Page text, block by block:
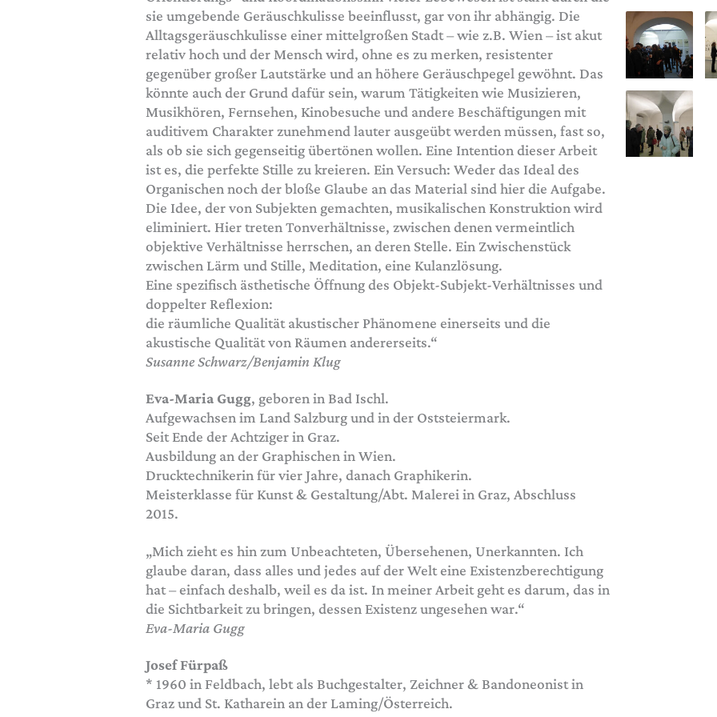
sie umgebende Geräuschkulisse beeinflusst, gar von ihr abhängig. Die
Alltagsgeräuschkulisse einer mittelgroßen Stadt – wie z.B. Wien – ist akut
relativ hoch und der Mensch wird, ohne es zu merken, resistenter
gegenüber großer Lautstärke und an höhere Geräuschpegel gewöhnt. Das
könnte auch der Grund dafür sein, warum Tätigkeiten wie Musizieren,
Musikhören, Fernsehen, Kinobesuche und andere Beschäftigungen mit
auditivem Charakter zunehmend lauter ausgeübt werden müssen, fast so,
als ob sie sich gegenseitig übertönen wollen. Eine Intention dieser Arbeit
ist es, die perfekte Stille zu kreieren. Ein Versuch: Weder das Ideal des
Organischen noch der bloße Glaube an das Material sind hier die Aufgabe.
Die Idee, der von Subjekten gemachten, musikalischen Konstruktion wird
eliminiert. Hier treten Tonverhältnisse, zwischen denen vermeintlich
objektive Verhältnisse herrschen, an deren Stelle. Ein Zwischenstück
zwischen Lärm und Stille, Meditation, eine Kulanzlösung.
Eine spezifisch ästhetische Öffnung des Objekt-Subjekt-Verhältnisses und
doppelter Reflexion:
die räumliche Qualität akustischer Phänomene einerseits und die
akustische Qualität von Räumen andererseits.“
Susanne Schwarz/Benjamin Klug
Eva-Maria Gugg, geboren in Bad Ischl.
Aufgewachsen im Land Salzburg und in der Oststeiermark.
Seit Ende der Achtziger in Graz.
Ausbildung an der Graphischen in Wien.
Drucktechnikerin für vier Jahre, danach Graphikerin.
Meisterklasse für Kunst & Gestaltung/Abt. Malerei in Graz, Abschluss
2015.
„Mich zieht es hin zum Unbeachteten, Übersehenen, Unerkannten. Ich
glaube daran, dass alles und jedes auf der Welt eine Existenzberechtigung
hat – einfach deshalb, weil es da ist. In meiner Arbeit geht es darum, das in
die Sichtbarkeit zu bringen, dessen Existenz ungesehen war.“
Eva-Maria Gugg
Josef Fürpaß
* 1960 in Feldbach, lebt als Buchgestalter, Zeichner & Bandoneonist in
Graz und St. Katharein an der Laming/Österreich.